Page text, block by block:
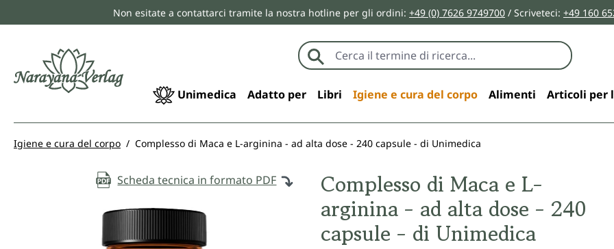
Passa alla navigazione principale
Non esitate a contattarci tramite la nostra hotline per gli ordini: +49 (0) 7626 9749700 / Scriveteci: +49 160
Unimedica Adatto per Libri Igiene e cura del corpo Alimenti Articoli per
Igiene e cura del corpo Complesso di Maca e L-arginina - ad alta dose - 240 capsule - di Unimedica
Scheda tecnica in formato PDF
Salta la galleria di immagini
Complesso di Maca e L-
arginina - ad alta dose - 240
capsule - di Unimedica